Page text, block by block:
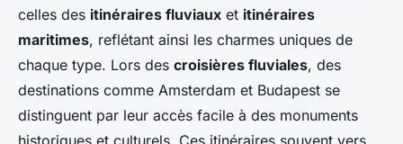
celles des itinéraires fluviaux et itinéraires
maritimes, reflétant ainsi les charmes uniques de
chaque type. Lors des croisières fluviales, des
destinations comme Amsterdam et Budapest se
distinguent par leur accès facile à des monuments